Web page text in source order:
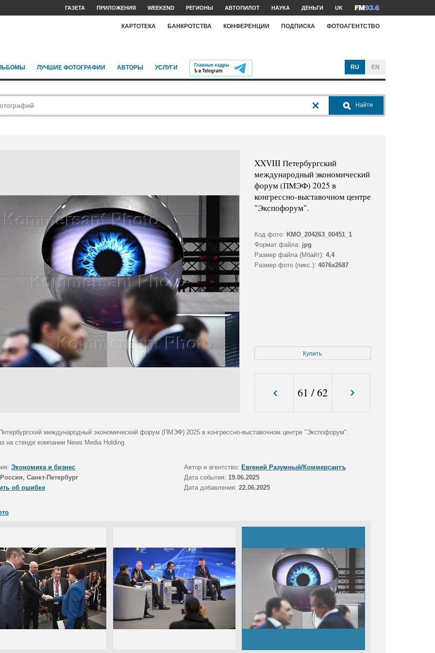
ГАЗЕТА ПРИЛОЖЕНИЯ WEEKEND РЕГИОНЫ АВТОПИЛОТ НАУКА ДЕНЬГИ UK
КАРТОТЕКА БАНКРОТСТВА КОНФЕРЕНЦИИ ПОДПИСКА ФОТОАГЕНТСТВО
ЛУЧШИЕ ФОТОГРАФИИ АВТОРЫ УСЛУГИ RU EN
Найти
XXVIII Петербургский
международный экономический
форум (ПМЭФ) 2025 в
конгрессно-выставочном центре
"Экспофорум".
Код фото: KMO_204263_00451_1
Формат файла: jpg
Размер файла (Мбайт): 4,4
Размер фото (пикс.): 4076x2687
Купить
61 /62
международный экономический форум (ПМЭФ) 2025 в конгрессно-выставочном центре "Экспофорум".
на стенде компании News Media Holding.
Экономика и бизнес Автор и агентство: Евгений Разумный/Коммерсантъ
Россия, Санкт-Петербург Дата события: 19.06.2025
об ошибке
Дата добавления: 22.06.2025